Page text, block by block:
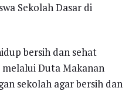
Sekolah Dasar di
bersih dan sehat
Duta Makanan
sekolah agar bersih dan